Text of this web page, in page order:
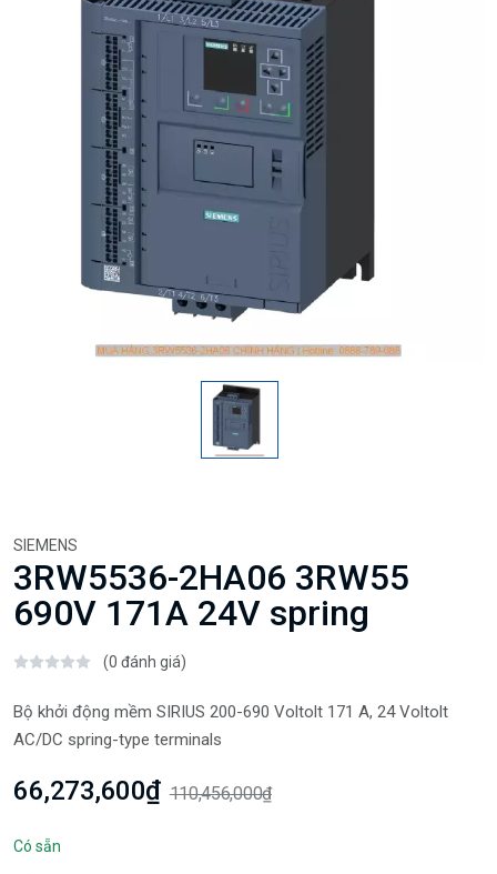
SIEMENS
3RW5536-2HA06 3RW55
690V 171A 24V spring
(0 đánh giá)
Bộ khởi động mềm SIRIUS 200-690 Voltolt 171 A, 24 Voltolt
AC/DC spring-type terminals
66,273,600₫ 110,456,000₫
Có sẵn